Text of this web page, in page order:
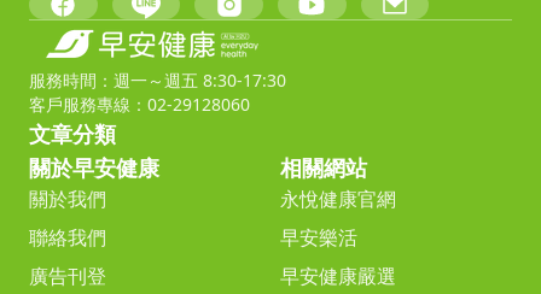
服務時間：週一～週五 8:30-17:30
客戶服務專線：02-29128060
文章分類
關於早安健康
關於我們
聯絡我們
廣告刊登
相關網站
永悅健康官網
早安樂活
早安健康嚴選